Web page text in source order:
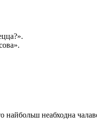
найбольш неабходна